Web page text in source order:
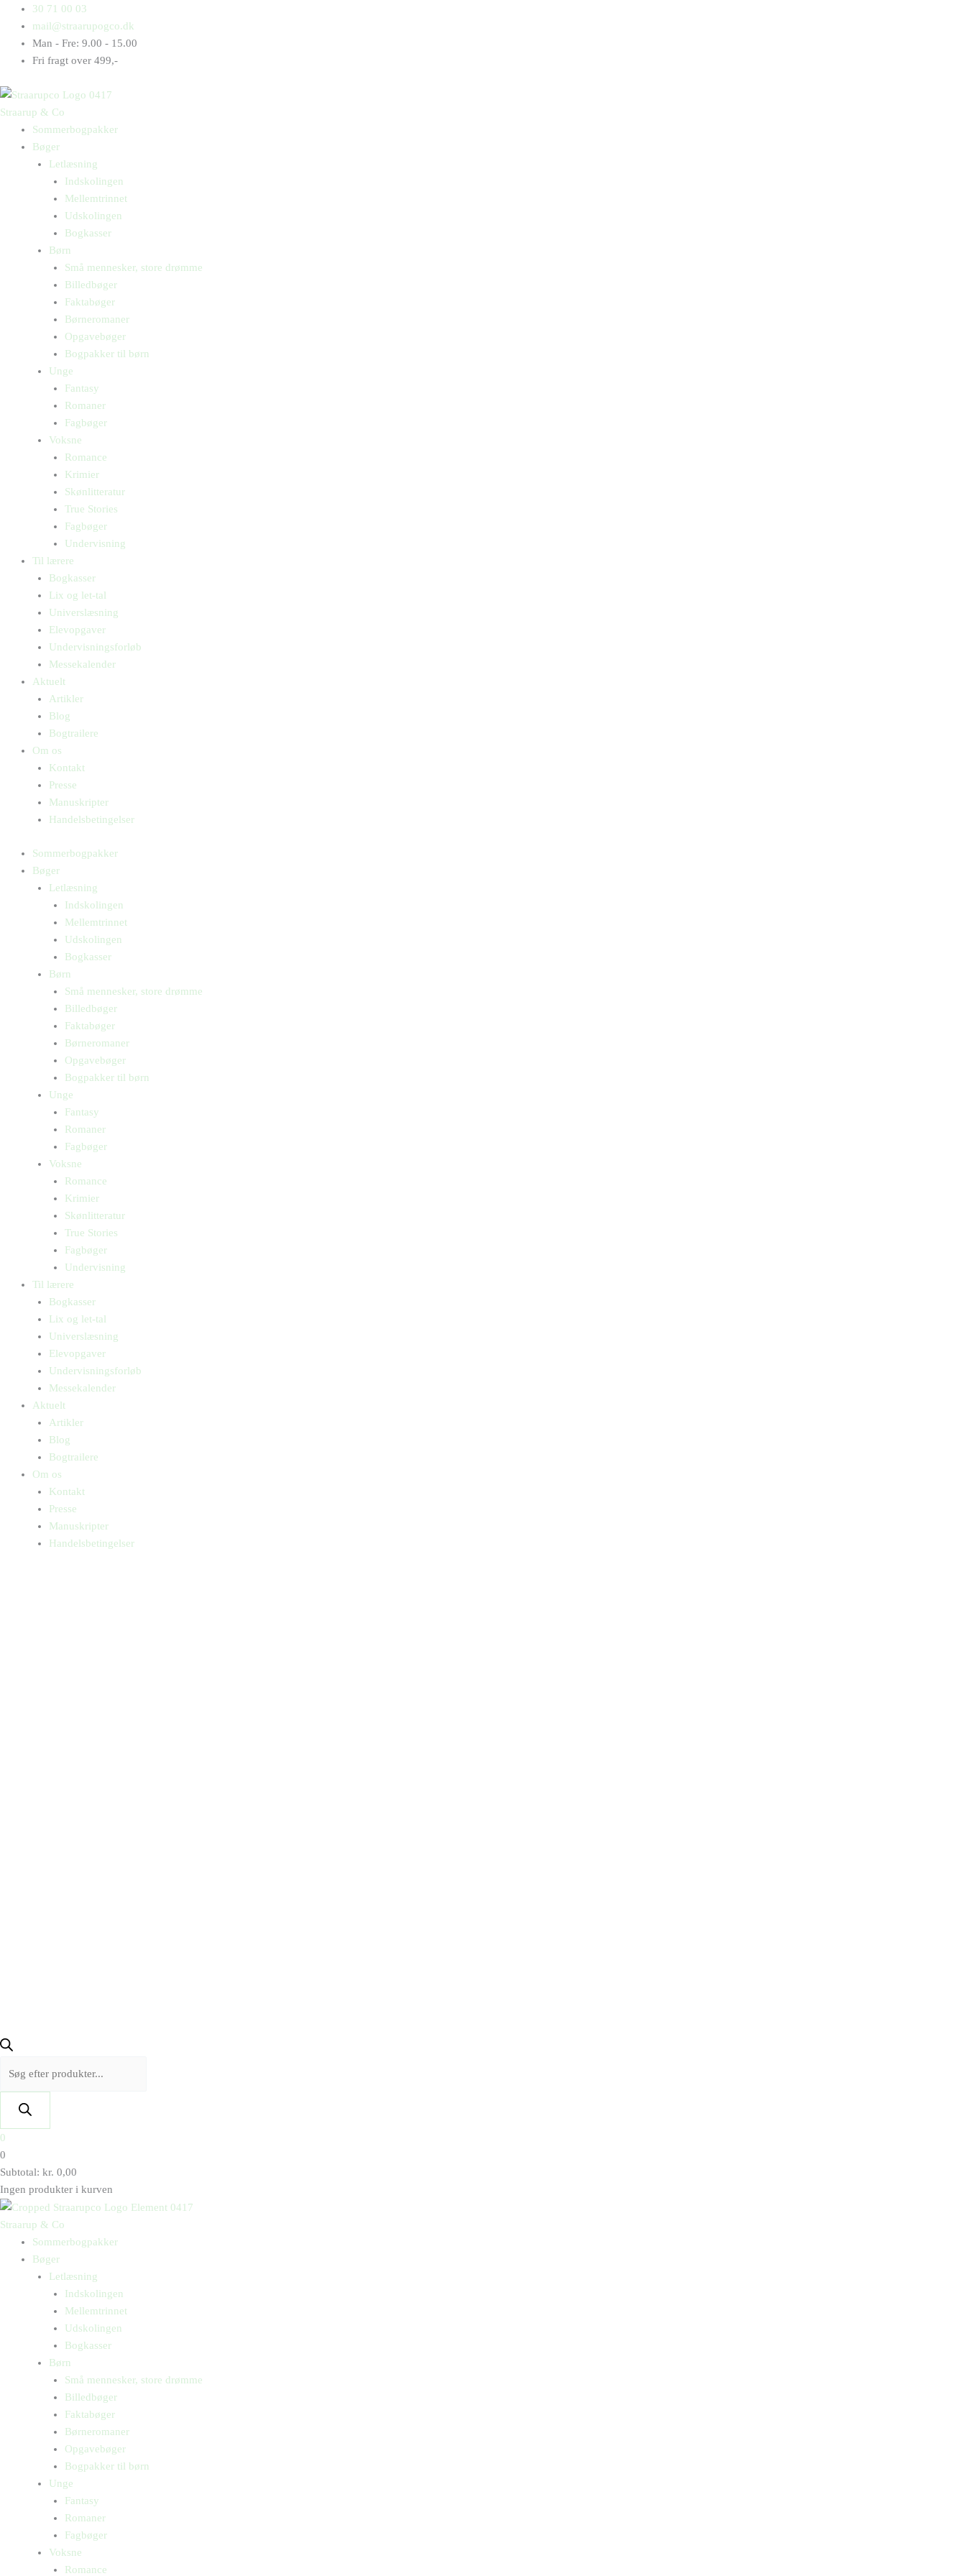
indholdet
30 71 00 03
mail@straarupogco.dk
Man - Fre: 9.00 - 15.00
Fri fragt over 499,-
Straarup & Co
Sommerbogpakker
Bøger
Letlæsning
Indskolingen
Mellemtrinnet
Udskolingen
Bogkasser
Børn
Små mennesker, store drømme
Billedbøger
Faktabøger
Børneromaner
Opgavebøger
Bogpakker til børn
Unge
Fantasy
Romaner
Fagbøger
Voksne
Romance
Krimier
Skønlitteratur
True Stories
Fagbøger
Undervisning
Til lærere
Bogkasser
Lix og let-tal
Universlæsning
Elevopgaver
Undervisningsforløb
Messekalender
Aktuelt
Artikler
Blog
Bogtrailere
Om os
Kontakt
Presse
Manuskripter
Handelsbetingelser
Sommerbogpakker
Bøger
Letlæsning
Indskolingen
Mellemtrinnet
Udskolingen
Bogkasser
Børn
Små mennesker, store drømme
Billedbøger
Faktabøger
Børneromaner
Opgavebøger
Bogpakker til børn
Unge
Fantasy
Romaner
Fagbøger
Voksne
Romance
Krimier
Skønlitteratur
True Stories
Fagbøger
Undervisning
Til lærere
Bogkasser
Lix og let-tal
Universlæsning
Elevopgaver
Undervisningsforløb
Messekalender
Aktuelt
Artikler
Blog
Bogtrailere
Om os
Kontakt
Presse
Manuskripter
Handelsbetingelser
Products
search
0
0
Subtotal: kr. 0,00
Ingen produkter i kurven
Straarup & Co
Sommerbogpakker
Bøger
Letlæsning
Indskolingen
Mellemtrinnet
Udskolingen
Bogkasser
Børn
Små mennesker, store drømme
Billedbøger
Faktabøger
Børneromaner
Opgavebøger
Bogpakker til børn
Unge
Fantasy
Romaner
Fagbøger
Voksne
Romance
Products
search